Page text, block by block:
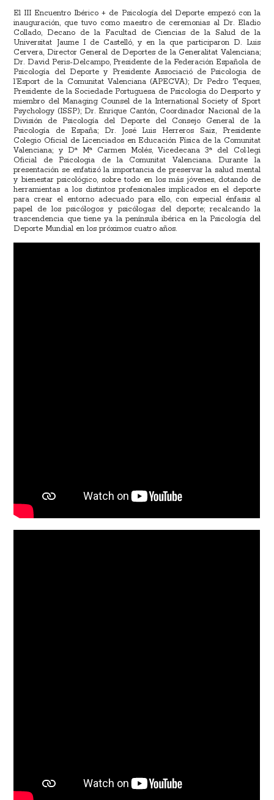
El III Encuentro Ibérico + de Psicología del Deporte empezó con la
inauguración, que tuvo como maestro de ceremonias al Dr. Eladio
Collado, Decano de la Facultad de Ciencias de la Salud de la
Universitat Jaume I de Castelló, y en la que participaron D. Luis
Cervera, Director General de Deportes de la Generalitat Valenciana;
Dr. David Peris-Delcampo, Presidente de la Federación Española de
Psicología del Deporte y Presidente Associació de Psicologia de
l’Esport de la Comunitat Valenciana (APECVA); Dr Pedro Teques,
Presidente de la Sociedade Portuguesa de Psicologia do Desporto y
miembro del Managing Counsel de la International Society of Sport
Psychology (ISSP); Dr. Enrique Cantón, Coordinador Nacional de la
División de Psicología del Deporte del Consejo General de la
Psicología de España; Dr. José Luis Herreros Saiz, Presidente
Colegio Oficial de Licenciados en Educación Física de la Comunitat
Valenciana; y Dª Mª Carmen Molés, Vicedecana 3ª del Col·legi
Oficial de Psicologia de la Comunitat Valenciana. Durante la
presentación se enfatizó la importancia de preservar la salud mental
y bienestar psicológico, sobre todo en los más jóvenes, dotando de
herramientas a los distintos profesionales implicados en el deporte
para crear el entorno adecuado para ello, con especial énfasis al
papel de los psicólogos y psicólogas del deporte; recalcando la
trascendencia que tiene ya la península ibérica en la Psicología del
Deporte Mundial en los próximos cuatro años.